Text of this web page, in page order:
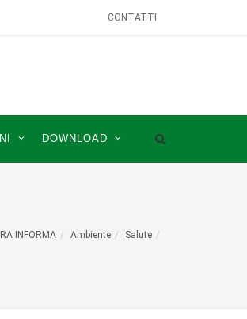
CONTATTI
DOWNLOAD
INFORMA Ambiente Salute